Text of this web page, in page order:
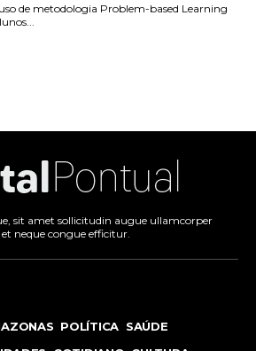
de metodologia Problem-based Learning
sit amet sollicitudin augue ullamcorper
neque congue efficitur.
POLÍTICA SAÚDE